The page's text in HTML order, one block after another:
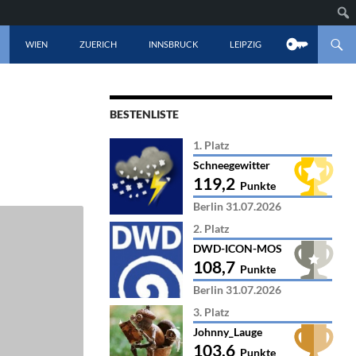
WIEN ZUERICH INNSBRUCK LEIPZIG
BESTENLISTE
1. Platz
Schneegewitter
119,2 Punkte
Berlin 31.07.2026
2. Platz
DWD-ICON-MOS
108,7 Punkte
Berlin 31.07.2026
3. Platz
Johnny_Lauge
103,6 Punkte